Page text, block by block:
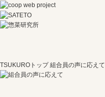
TSUKUROトップ 組合員の声に応えて